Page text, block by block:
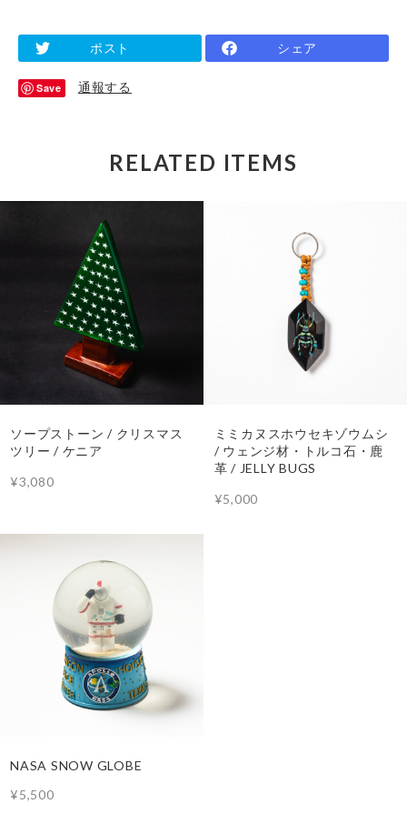
ポスト シェア
Save 通報する
RELATED ITEMS
ソープストーン / クリスマス
ツリー / ケニア
¥3,080
ミミカヌスホウセキゾウムシ
/ ウェンジ材・トルコ石・鹿
革 / JELLY BUGS
¥5,000
NASA SNOW GLOBE
¥5,500